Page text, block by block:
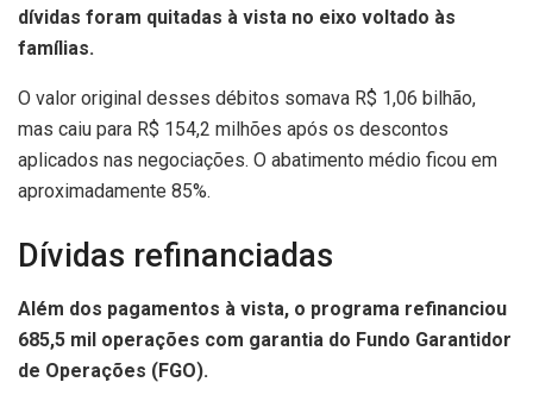
dívidas foram quitadas à vista no eixo voltado às
famílias.
O valor original desses débitos somava R$ 1,06 bilhão,
mas caiu para R$ 154,2 milhões após os descontos
aplicados nas negociações. O abatimento médio ficou em
aproximadamente 85%.
Dívidas refinanciadas
Além dos pagamentos à vista, o programa refinanciou
685,5 mil operações com garantia do Fundo Garantidor
de Operações (FGO).